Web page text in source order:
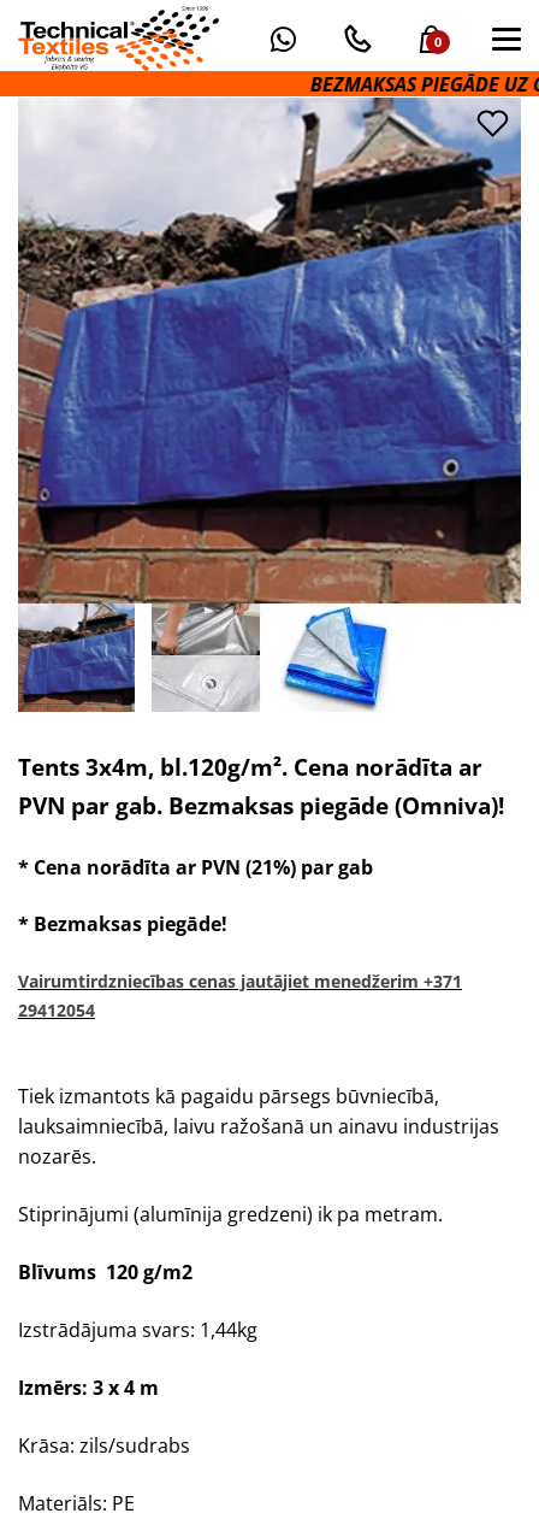
0
BEZMAKSAS PIEGĀDE UZ
Tents 3x4m, bl.120g/m². Cena norādīta ar
PVN par gab. Bezmaksas piegāde (Omniva)!
* Cena norādīta ar PVN (21%) par gab
* Bezmaksas piegāde!
Vairumtirdzniecības cenas jautājiet menedžerim +371
29412054
Tiek izmantots kā pagaidu pārsegs būvniecībā,
lauksaimniecībā, laivu ražošanā un ainavu industrijas
nozarēs.
Stiprinājumi (alumīnija gredzeni) ik pa metram.
Blīvums 120 g/m2
Izstrādājuma svars: 1,44kg
Izmērs: 3 x 4 m
Krāsa: zils/sudrabs
Materiāls: PE